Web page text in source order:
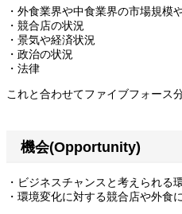
・外食業界や中食業界の市場規模
・競合店の状況
・景気や経済状況
・政治の状況
・法律
これと合わせてファイブフォース
機会(Opportunity)
・ビジネスチャンスと考えられる
・環境変化に対する競合店や外食